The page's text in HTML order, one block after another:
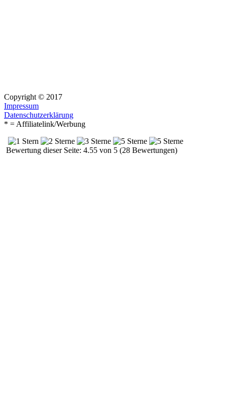
Copyright © 2017
Impressum
Datenschutzerklärung
* = Affiliatelink/Werbung
Bewertung dieser Seite: 4.55 von 5 (28 Bewertungen)